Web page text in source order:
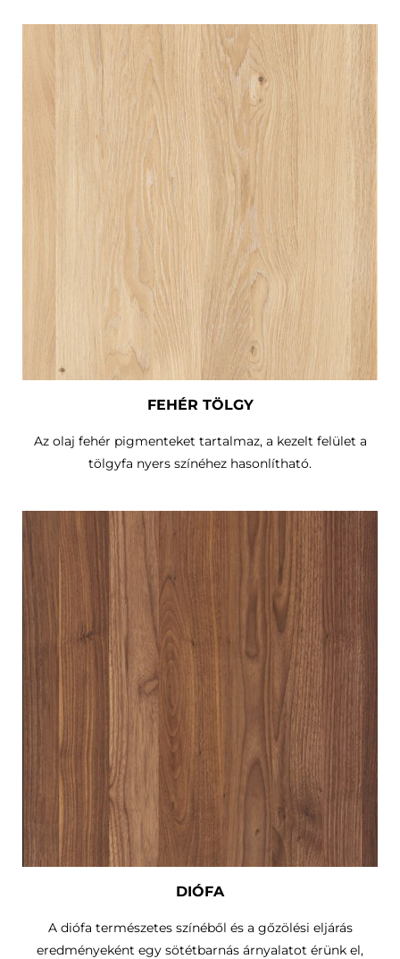
FEHÉR TÖLGY
Az olaj fehér pigmenteket tartalmaz, a kezelt felület a
tölgyfa nyers színéhez hasonlítható.
DIÓFA
A diófa természetes színéből és a gőzölési eljárás
eredményeként egy sötétbarnás árnyalatot érünk el,